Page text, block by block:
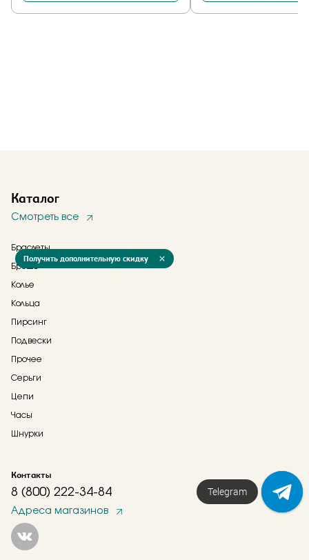
Каталог
Смотреть все
Браслеты
Брошь
Колье
Кольца
Пирсинг
Подвески
Прочее
Серьги
Цепи
Часы
Шнурки
Контакты
8 (800) 222-34-84
Адреса магазинов
Получить дополнительную скидку
Telegram